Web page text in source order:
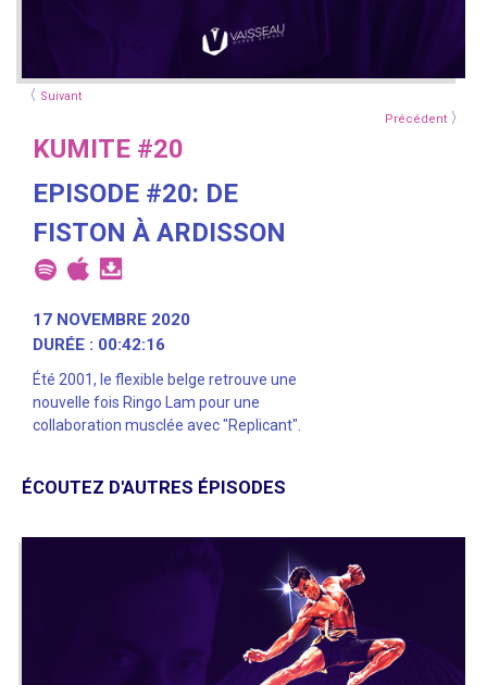
〈 Suivant
Précédent 〉
KUMITE #20
EPISODE #20: DE
FISTON À ARDISSON
17 NOVEMBRE 2020
DURÉE : 00:42:16
Été 2001, le flexible belge retrouve une
nouvelle fois Ringo Lam pour une
collaboration musclée avec "Replicant".
ÉCOUTEZ D'AUTRES ÉPISODES